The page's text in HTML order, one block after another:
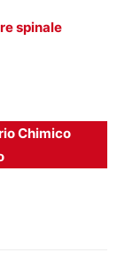
spinale
Chimico